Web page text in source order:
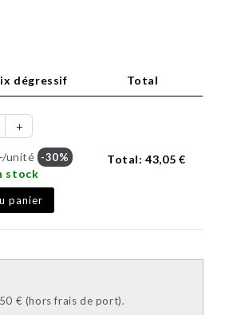
dégressif Total
/unité -30%
stock
panier
Total:43,05 €
€ (hors frais de port).